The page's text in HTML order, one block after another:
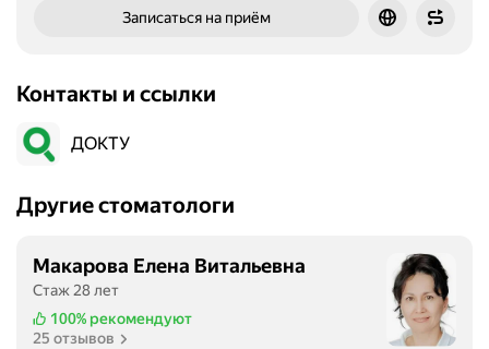
Записаться на приём
Контакты и ссылки
ДОКТУ
Другие стоматологи
Макарова Елена Витальевна
Стаж 28 лет
100% рекомендуют
25 отзывов